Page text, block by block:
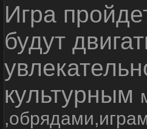
Игра
будут
культурным